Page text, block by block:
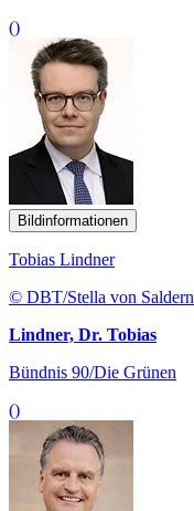
()
Bildinformationen
Tobias Lindner
© DBT/Stella von Saldern
Lindner, Dr. Tobias
Bündnis 90/Die Grünen
()